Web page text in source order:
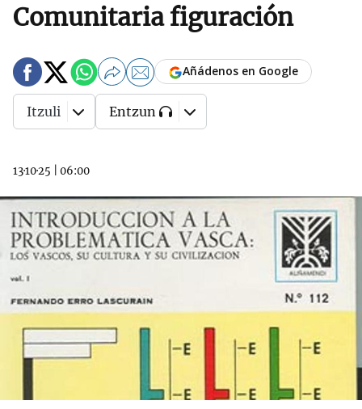
Comunitaria figuración
13·10·25 06:00
Añádenos en Google
Itzuli Entzun